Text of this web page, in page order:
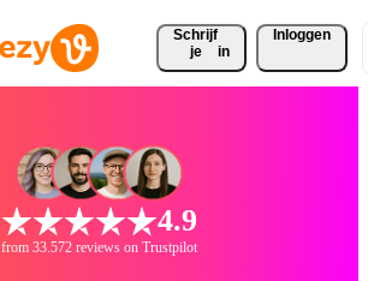
Schrijf
je
in
Inloggen
4.9
from 33.572 reviews on Trustpilot